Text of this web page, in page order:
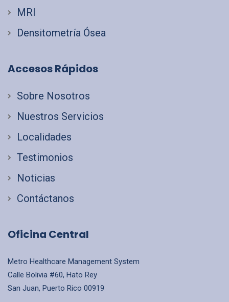
MRI
Densitometría Ósea
Accesos Rápidos
Sobre Nosotros
Nuestros Servicios
Localidades
Testimonios
Noticias
Contáctanos
Oficina Central
Metro Healthcare Management System
Calle Bolivia #60, Hato Rey
San Juan, Puerto Rico 00919